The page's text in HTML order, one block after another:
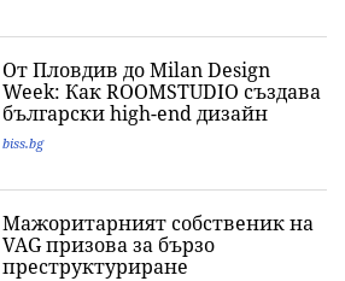
От Пловдив до Milan Design
Week: Как ROOMSTUDIO създава
български high-end дизайн
biss.bg
Мажоритарният собственик на
VAG призова за бързо
преструктуриране